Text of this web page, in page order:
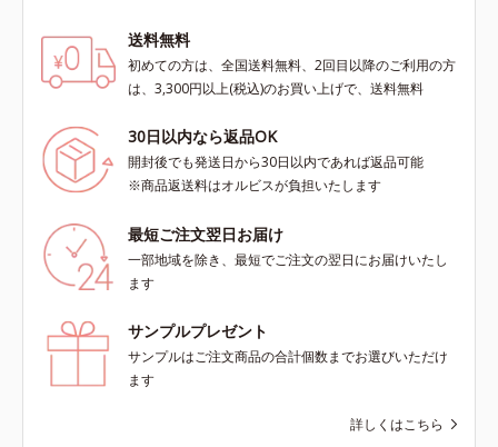
送料無料
初めての方は、全国送料無料、2回目以降のご利用の方
は、3,300円以上(税込)のお買い上げで、送料無料
30日以内なら返品OK
開封後でも発送日から30日以内であれば返品可能
※商品返送料はオルビスが負担いたします
最短ご注文翌日お届け
一部地域を除き、最短でご注文の翌日にお届けいたし
ます
サンプルプレゼント
サンプルはご注文商品の合計個数までお選びいただけ
ます
詳しくはこちら